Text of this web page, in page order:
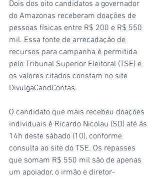
Dois dos oito candidatos a governador
do Amazonas receberam doações de
pessoas físicas entre R$ 200 e R$ 550
mil. Essa fonte de arrecadação de
recursos para campanha é permitida
pelo Tribunal Superior Eleitoral (TSE) e
os valores citados constam no site
DivulgaCandContas.
O candidato que mais recebeu doações
individuais é Ricardo Nicolau (SD) até às
14h deste sábado (10), conforme
consulta ao site do TSE. Os repasses
que somam R$ 550 mil são de apenas
um apoiador, o irmão e diretor-